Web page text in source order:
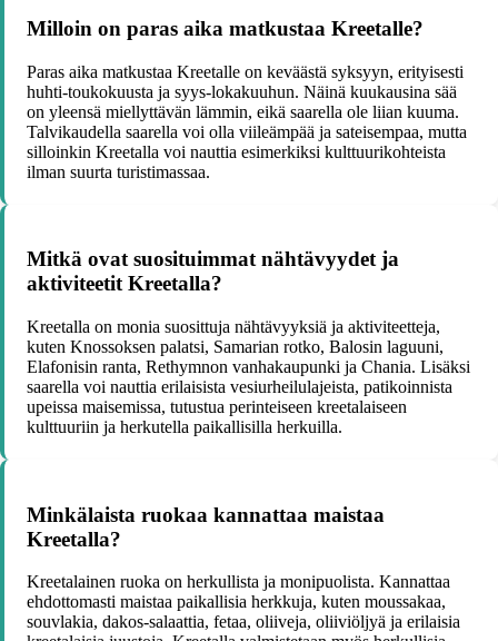
Milloin on paras aika matkustaa Kreetalle?
Paras aika matkustaa Kreetalle on keväästä syksyyn, erityisesti
huhti-toukokuusta ja syys-lokakuuhun. Näinä kuukausina sää
on yleensä miellyttävän lämmin, eikä saarella ole liian kuuma.
Talvikaudella saarella voi olla viileämpää ja sateisempaa, mutta
silloinkin Kreetalla voi nauttia esimerkiksi kulttuurikohteista
ilman suurta turistimassaa.
Mitkä ovat suosituimmat nähtävyydet ja
aktiviteetit Kreetalla?
Kreetalla on monia suosittuja nähtävyyksiä ja aktiviteetteja,
kuten Knossoksen palatsi, Samarian rotko, Balosin laguuni,
Elafonisin ranta, Rethymnon vanhakaupunki ja Chania. Lisäksi
saarella voi nauttia erilaisista vesiurheilulajeista, patikoinnista
upeissa maisemissa, tutustua perinteiseen kreetalaiseen
kulttuuriin ja herkutella paikallisilla herkuilla.
Minkälaista ruokaa kannattaa maistaa
Kreetalla?
Kreetalainen ruoka on herkullista ja monipuolista. Kannattaa
ehdottomasti maistaa paikallisia herkkuja, kuten moussakaa,
souvlakia, dakos-salaattia, fetaa, oliiveja, oliiviöljyä ja erilaisia